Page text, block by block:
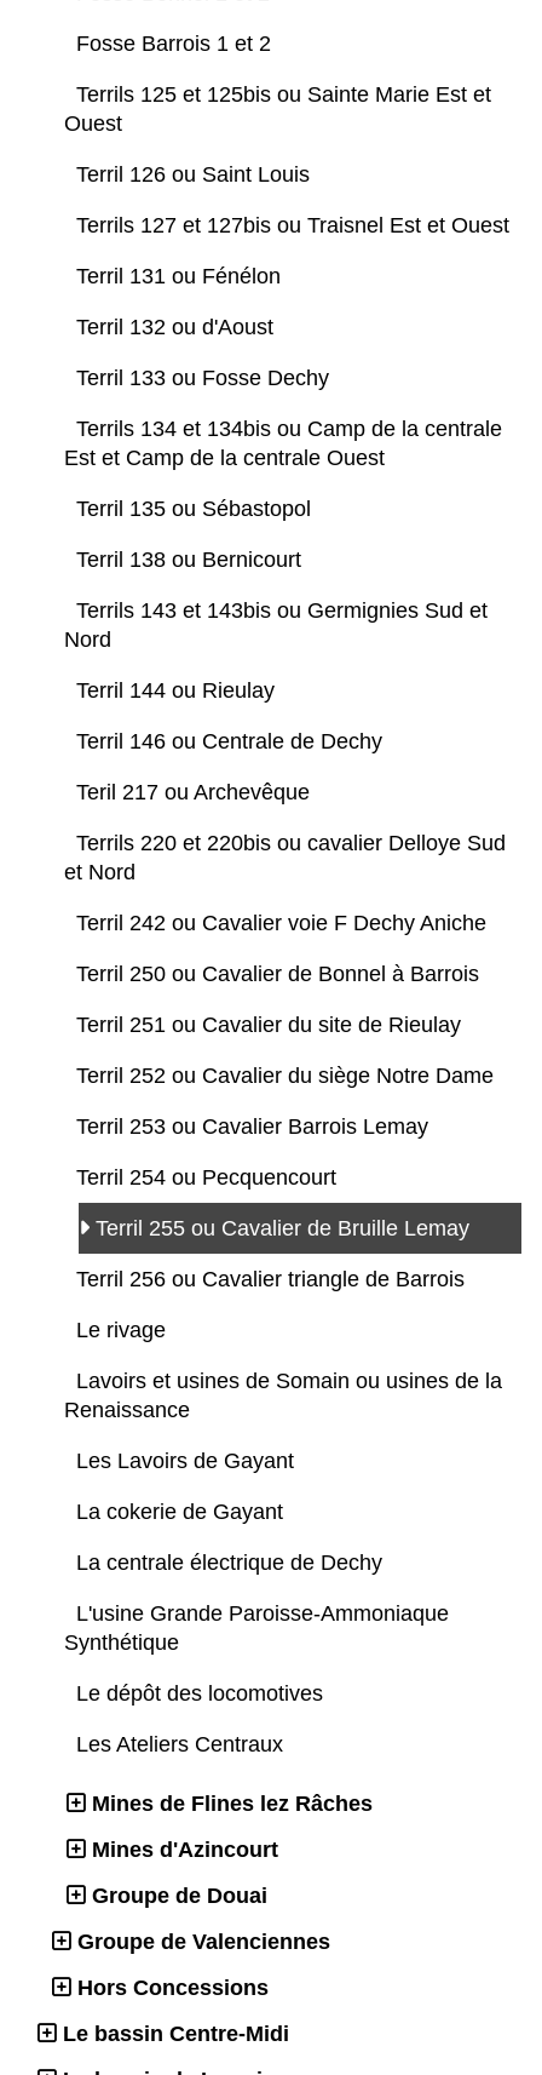
Fosse Barrois 1 et 2
Terrils 125 et 125bis ou Sainte Marie Est et
Ouest
Terril 126 ou Saint Louis
Terrils 127 et 127bis ou Traisnel Est et Ouest
Terril 131 ou Fénélon
Terril 132 ou d'Aoust
Terril 133 ou Fosse Dechy
Terrils 134 et 134bis ou Camp de la centrale
Est et Camp de la centrale Ouest
Terril 135 ou Sébastopol
Terril 138 ou Bernicourt
Terrils 143 et 143bis ou Germignies Sud et
Nord
Terril 144 ou Rieulay
Terril 146 ou Centrale de Dechy
Teril 217 ou Archevêque
Terrils 220 et 220bis ou cavalier Delloye Sud
et Nord
Terril 242 ou Cavalier voie F Dechy Aniche
Terril 250 ou Cavalier de Bonnel à Barrois
Terril 251 ou Cavalier du site de Rieulay
Terril 252 ou Cavalier du siège Notre Dame
Terril 253 ou Cavalier Barrois Lemay
Terril 254 ou Pecquencourt
Terril 255 ou Cavalier de Bruille Lemay
Terril 256 ou Cavalier triangle de Barrois
Le rivage
Lavoirs et usines de Somain ou usines de la
Renaissance
Les Lavoirs de Gayant
La cokerie de Gayant
La centrale électrique de Dechy
L'usine Grande Paroisse-Ammoniaque
Synthétique
Le dépôt des locomotives
Les Ateliers Centraux
Mines de Flines lez Râches
Mines d'Azincourt
Groupe de Douai
Groupe de Valenciennes
Hors Concessions
Le bassin Centre-Midi